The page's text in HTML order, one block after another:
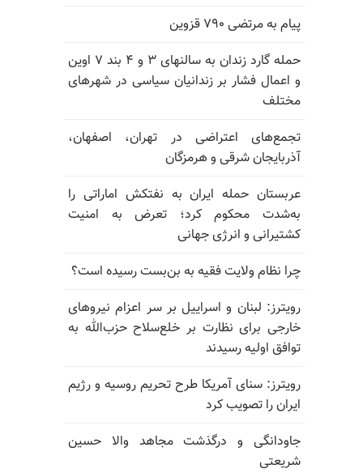
پیام به مرتضی ۷۹۰ قزوین
حمله گارد زندان به سالنهای ۳ و ۴ بند ۷ اوین
و اعمال فشار بر زندانیان سیاسی در شهرهای
مختلف
تجمع‌های اعتراضی در تهران، اصفهان،
آذربایجان شرقی و هرمزگان
عربستان حمله ایران به نفتکش اماراتی را
به‌شدت محکوم کرد؛ تعرض به امنیت
کشتیرانی و انرژی جهانی
چرا نظام ولایت فقیه به بن‌بست رسیده است؟
رویترز: لبنان و اسراییل بر سر اعزام نیروهای
خارجی برای نظارت بر خلع‌سلاح حزب‌الله به
توافق اولیه رسیدند
رویترز: سنای آمریکا طرح تحریم روسیه و رژیم
ایران را تصویب کرد
جاودانگی و درگذشت مجاهد والا حسین
شریعتی